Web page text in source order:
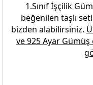
1.Sınıf İşçilik
beğenilen taşlı
bizden alabilirsiniz.
ve925 Ayar Gümüş